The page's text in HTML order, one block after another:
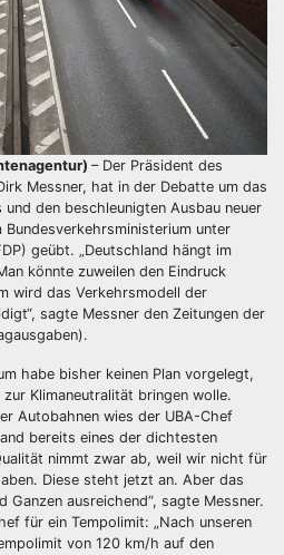
– Der Präsident des
Messner, hat in der Debatte um das
den beschleunigten Ausbau neuer
unter
geübt. „Deutschland hängt im
könnte zuweilen den Eindruck
wird das Verkehrsmodell der
sagte Messner den Zeitungen der
habe bisher keinen Plan vorgelegt,
Klimaneutralität bringen wolle.
Autobahnen wies der UBA-Chef
bereits eines der dichtesten
nimmt zwar ab, weil wir nicht für
Diese steht jetzt an. Aber das
Ganzen ausreichend“, sagte Messner.
für ein Tempolimit: „Nach unseren
von 120 km/h auf den